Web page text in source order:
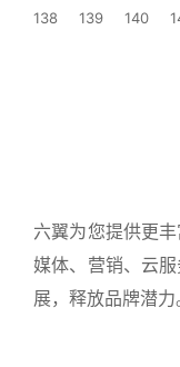
138 139 140
六翼为您提供更
媒体、营销、云
展，释放品牌潜力